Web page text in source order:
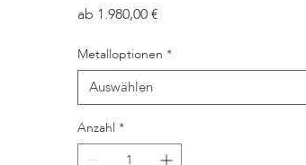
1.980,00 Preis
Metalloptionen *
Auswählen
Anzahl *